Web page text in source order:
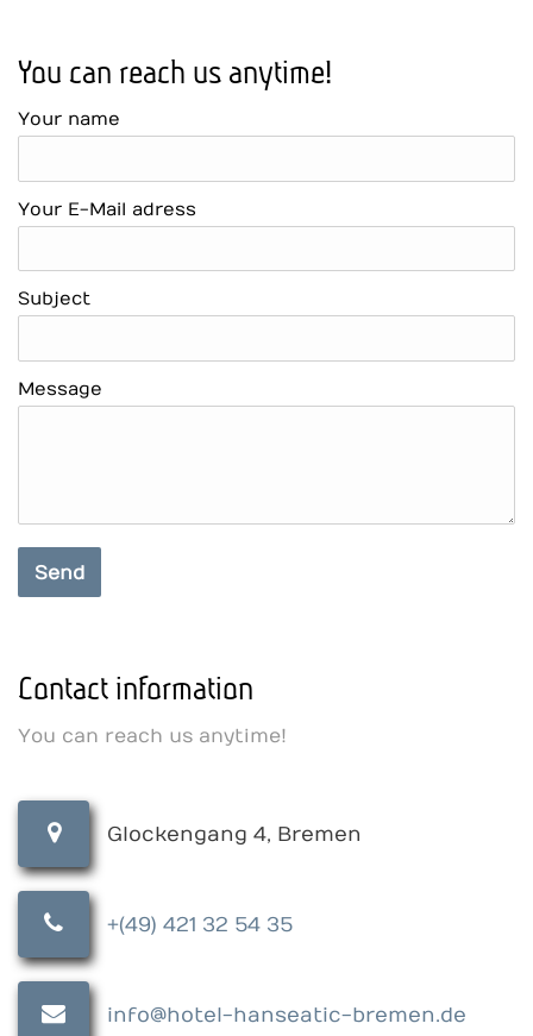
You can reach us anytime!
Your name
Your E-Mail adress
Subject
Message
Contact information
You can reach us anytime!
Glockengang 4, Bremen
+(49) 421 32 54 35
info@hotel-hanseatic-bremen.de